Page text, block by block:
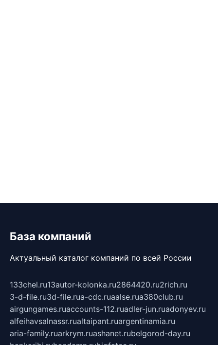
База компаний
Актуальный каталог компаний по всей России
133chel.ru13autor-kolonka.ru2864420.ru2rich.ru
3-d-file.ru3d-file.rua-cdc.ruaalse.rua380club.ru
airgungames.ruaccounts-112.ruadler-jun.ruadonyev.ru
alfeihavsalnassr.rualtaipant.ruargentinamia.ru
aria-family.ruarkrym.ruashanet.rubelgorod-day.ru